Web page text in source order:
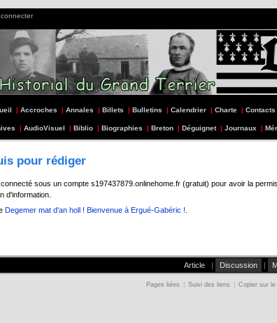
| Accroches | Annales | Billets | Bulletins | Calendrier | Charte | Contacts
| AudioVisuel | Biblio | Biographies | Breton | Déguignet | Journaux |
pour rédiger
sous un compte s197437879.onlinehome.fr (gratuit) pour avoir la
d'information.
Degemer mat d'an holl ! Bienvenue à Ergué-Gabéric !
Article | Discussion |
Pages liées Suivi des liens Copier sur le